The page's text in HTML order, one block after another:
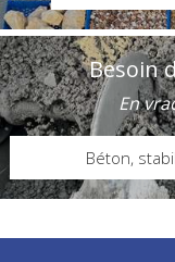
Besoin
En
Béton,